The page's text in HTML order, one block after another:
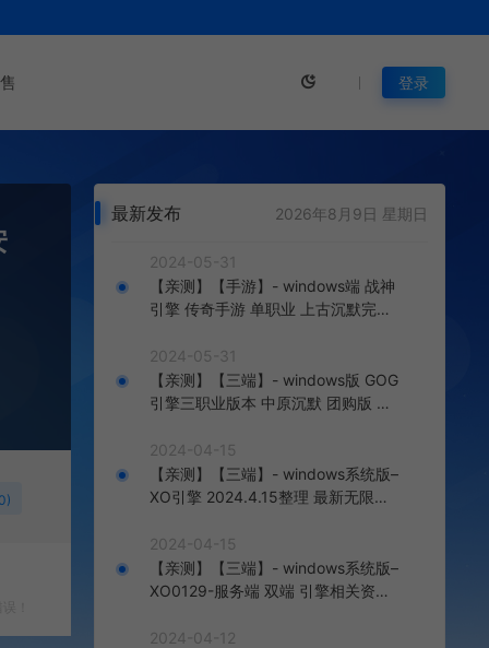
登录
最新发布 2026年8月9日 星期日
2024-05-31
【亲测】【手游】- windows端 战神
引擎 传奇手游 单职业 上古沉默完整
+工具
2024-05-31
【亲测】【三端】- windows版 GOG
引擎三职业版本 中原沉默 团购版 已
2024-04-15
【亲测】【三端】- windows系统版–
XO引擎 2024.4.15整理 最新无限制
2024-04-15
【亲测】【三端】- windows系统版–
XO0129-服务端 双端 引擎相关资料
户端 无版本
2024-04-12